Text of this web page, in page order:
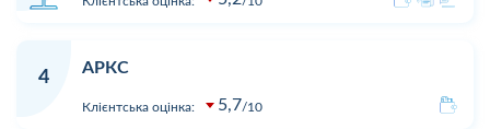
4
АРКС
Клієнтська оцінка: 5,7 10